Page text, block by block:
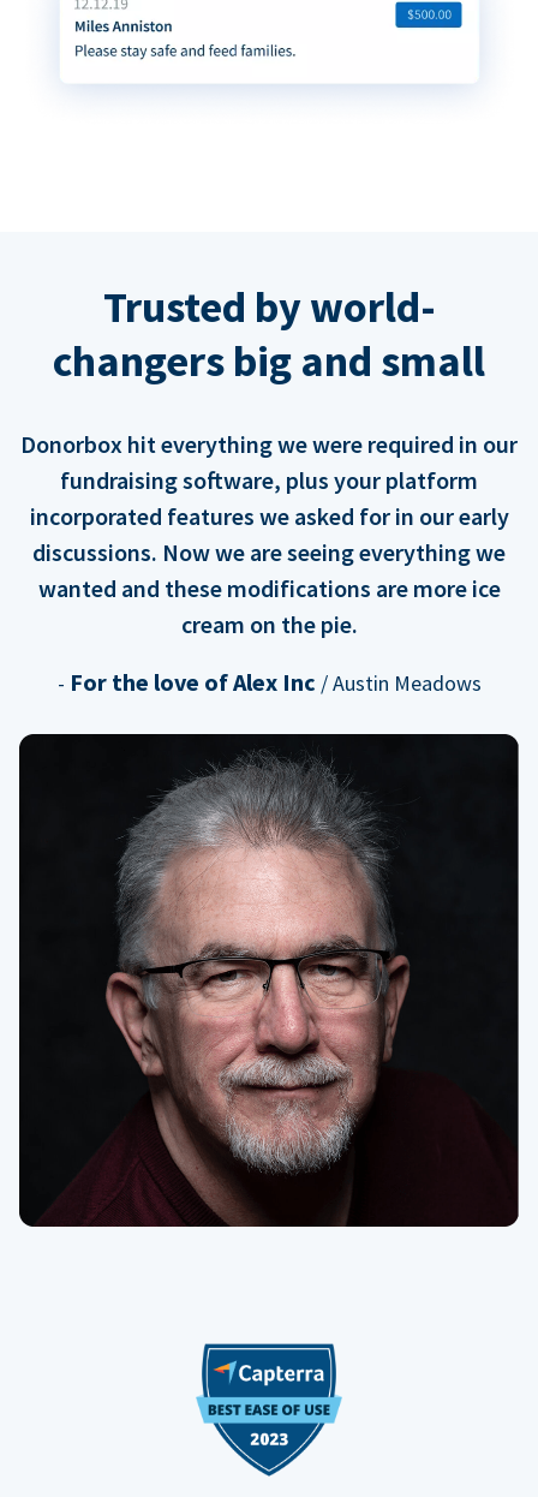
Trusted by world-
changers big and small
Donorbox hit everything we were required in our
fundraising software, plus your platform
incorporated features we asked for in our early
discussions. Now we are seeing everything we
wanted and these modifications are more ice
cream on the pie.
- For the love of Alex Inc / Austin Meadows